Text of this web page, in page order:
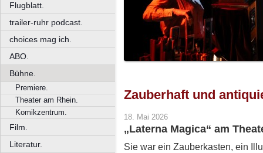
Flugblatt.
trailer-ruhr podcast.
choices mag ich.
ABO.
Bühne.
Premiere.
Theater am Rhein.
Komikzentrum.
Film.
Literatur.
Zauberhaft und
18. Mai 2026
„Laterna Magica“ am
Sie war ein Zauberkasten, ein